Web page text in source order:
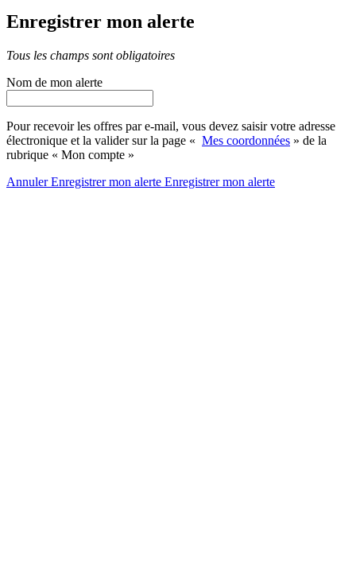
Enregistrer mon alerte
Tous les champs sont obligatoires
Nom de mon alerte
Pour recevoir les offres par e-mail, vous devez saisir votre adresse
électronique et la valider sur la page « Mes coordonnées » de la
rubrique « Mon compte »
AnnulerEnregistrer mon alerte Enregistrermon alerte